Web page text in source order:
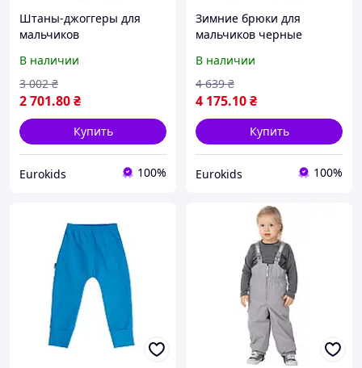
Штаны-джоггеры для
мальчиков
В наличии
2 701.80₴
3 002 ₴
Купить
Eurokids 100%
Зимние брюки для
мальчиков черные
В наличии
4 175.10₴
4 639 ₴
Купить
Eurokids 100%